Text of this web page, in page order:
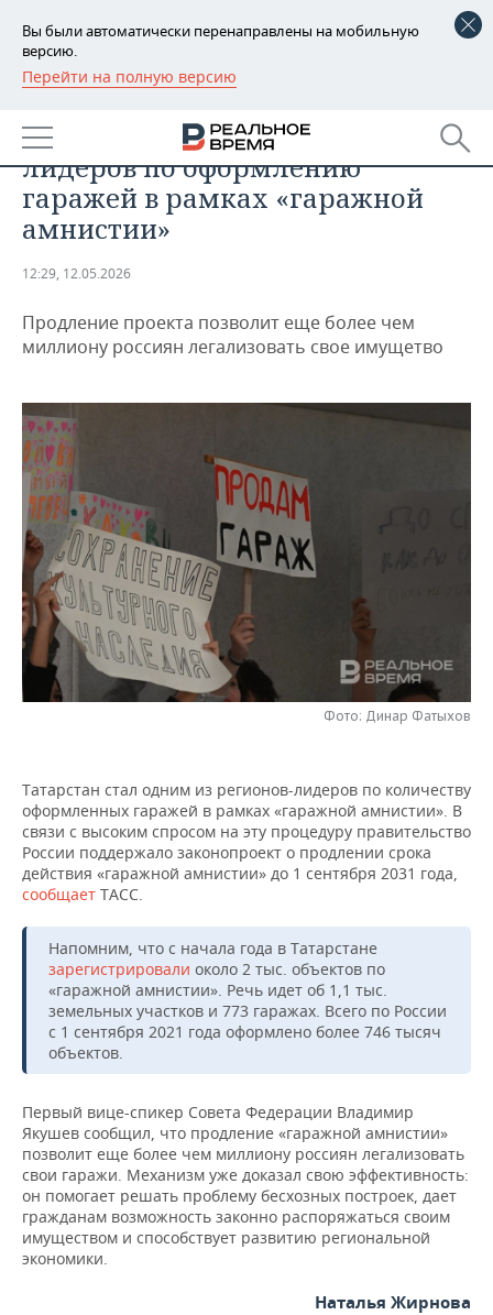
Вы были автоматически перенаправлены на мобильную
версию.
Перейти на полную версию
РЕГИОНЫ
БАШКОРТОСТАН
ТАТАРСТАН
УДМУРТИЯ
НОВОСТИ
АНАЛИТИКА
НОВОСТИ АНАЛИТИКИ
ДЕКЛАРАЦИИ О ДОХОДАХ
КОРОЛИ ГОСЗАКАЗА ПФО
КОМУ ПРИНАДЛЕЖАТ
ТОРГОВЫЕ ЦЕНТРЫ
ТАТАРСТАНА
ЭКОНОМИКА
НОВОСТИ ЭКОНОМИКИ
ФИНАНСЫ
БЮДЖЕТ
ИНВЕСТИЦИИ
ПРОМЫШЛЕННОСТЬ
НОВОСТИ
ПРОМЫШЛЕННОСТИ
АГРОПРОМ
МАШИНОСТРОЕНИЕ
НЕФТЕХИМИЯ
НЕФТЬ
ОПК
ЭНЕРГЕТИКА
НЕДВИЖИМОСТЬ
НОВОСТИ АВТО
БИЗНЕС
НОВОСТИ БИЗНЕСА
РОЗНИЧНАЯ ТОРГОВЛЯ
ТРАНСПОРТ
УСЛУГИ
ТЕХНОЛОГИИ
НОВОСТИ ТЕХНОЛОГИЙ
IT
МЕДИА
ТЕЛЕКОММУНИКАЦИИ
МЕРОПРИЯТИЯ
НОВОСТИ МЕРОПРИЯТИЙ
ВЫЕЗДНАЯ РЕДАКЦИЯ
БИЗНЕС-БРАНЧИ
ОТКРЫТАЯ ЛЕКЦИЯ
СПОРТ
НОВОСТИ СПОРТА
ФУТБОЛ
БАСКЕТБОЛ
ВОЛЕЙБОЛ
КИБЕРСПОРТ
ФИГУРНОЕ КАТАНИЕ
ВОДНЫЕ ВИДЫ СПОРТА
ХОККЕЙ С МЯЧОМ
ОБЩЕСТВО
НОВОСТИ ОБЩЕСТВА
ИНФРАСТРУКТУРА
ИСТОРИЯ
КУЛЬТУРА
МЕДИЦИНА
ОБРАЗОВАНИЕ
ПРОИСШЕСТВИЯ
ФОТОГАЛЕРЕЯ
СПРАВОЧНИК
СПИСОК ПЕРСОН
СПИСОК КОМПАНИЙ
ПОЛНАЯ ВЕРСИЯ
Татарстан вошел в число
лидеров по оформлению
гаражей в рамках «гаражной
амнистии»
12:29, 12.05.2026
Продление проекта позволит еще более чем
миллиону россиян легализовать свое имущетво
Фото: Динар Фатыхов
Татарстан стал одним из регионов-лидеров по количеству
оформленных гаражей в рамках «гаражной амнистии». В
связи с высоким спросом на эту процедуру правительство
России поддержало законопроект о продлении срока
действия «гаражной амнистии» до 1 сентября 2031 года,
сообщает ТАСС.
Напомним, что с начала года в Татарстане
зарегистрировали около 2 тыс. объектов по
«гаражной амнистии». Речь идет об 1,1 тыс.
земельных участков и 773 гаражах. Всего по России
с 1 сентября 2021 года оформлено более 746 тысяч
объектов.
Первый вице-спикер Совета Федерации Владимир
Якушев сообщил, что продление «гаражной амнистии»
позволит еще более чем миллиону россиян легализовать
свои гаражи. Механизм уже доказал свою эффективность:
он помогает решать проблему бесхозных построек, дает
гражданам возможность законно распоряжаться своим
имуществом и способствует развитию региональной
экономики.
Наталья Жирнова